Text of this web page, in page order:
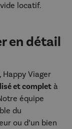
locatif.
en détail
Happy Viager
et completà
équipe
du
ou d’un bien